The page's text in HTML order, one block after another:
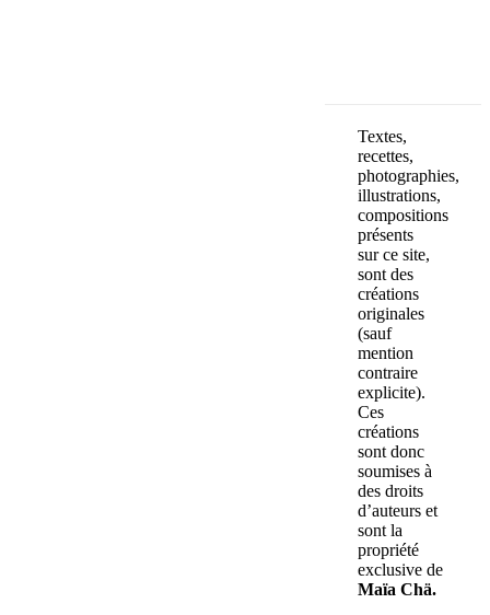
Textes,
recettes,
photographies,
illustrations,
compositions
présents
sur ce site,
sont des
créations
originales
(sauf
mention
contraire
explicite).
Ces
créations
sont donc
soumises à
des droits
d’auteurs et
sont la
propriété
exclusive de
Maïa Chä.